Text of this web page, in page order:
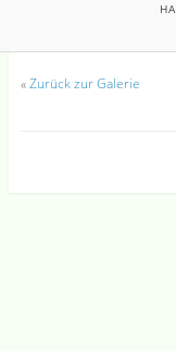
«Zurück zur Galerie